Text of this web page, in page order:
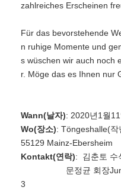
zahlreiches Erscheinen
Für das bevorstehende
n ruhige Momente und
s wüschen wir auch noch
r. Möge das es Ihnen nur
Wann(날자): 2020년1월
Wo(장소): Töngeshalle(
55129 Mainz-Ebersheim
Kontakt(연락): 김춘토 수
문정균 회장Jung-
3